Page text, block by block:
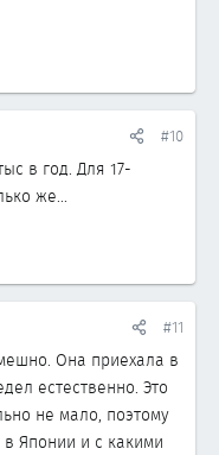
#10
в год. Для 17-
же...
#11
Она приехала в
естественно. Это
не мало, поэтому
Японии и с какими